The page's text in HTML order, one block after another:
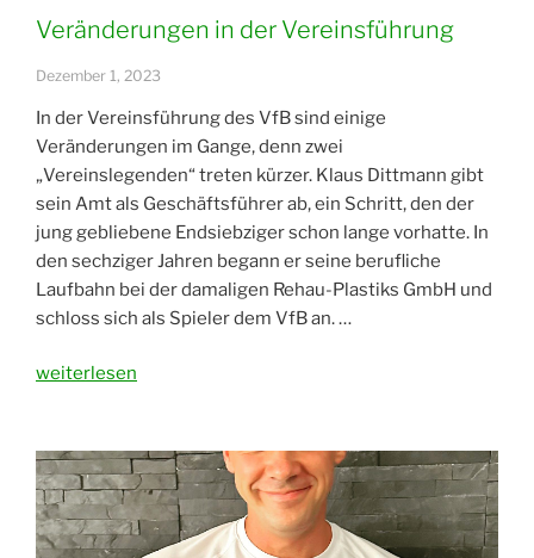
Veränderungen in der Vereinsführung
Dezember 1, 2023
In der Vereinsführung des VfB sind einige
Veränderungen im Gange, denn zwei
„Vereinslegenden“ treten kürzer. Klaus Dittmann gibt
sein Amt als Geschäftsführer ab, ein Schritt, den der
jung gebliebene Endsiebziger schon lange vorhatte. In
den sechziger Jahren begann er seine berufliche
Laufbahn bei der damaligen Rehau-Plastiks GmbH und
schloss sich als Spieler dem VfB an. …
„Veränderungen
Vereinsführung“
weiterlesen